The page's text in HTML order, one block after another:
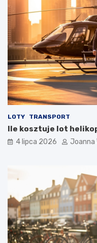
LOTY TRANSPORT
Ile kosztuje lot
4 lipca 2026 Joanna